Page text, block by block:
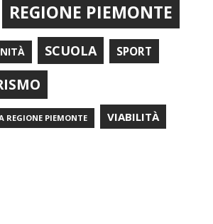
REGIONE PIEMONTE
SCUOLA SPORT
REGIONE PIEMONTE VIABILITÀ